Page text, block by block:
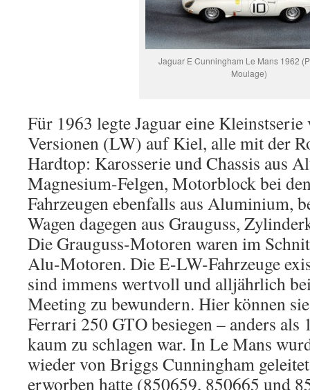
Jaguar E Cunningham Le Mans 1962
Moulage)
Für 1963 legte Jaguar eine
Versionen (LW) auf Kiel, alle mit der
Hardtop: Karosserie und Chassis aus
Magnesium-Felgen, Motorblock bei
Fahrzeugen ebenfalls aus Aluminium,
Wagen dagegen aus Grauguss,
Die Grauguss-Motoren waren im
Alu-Motoren. Die E-LW-Fahrzeuge
sind immens wertvoll und alljährlich
Meeting zu bewundern. Hier können
Ferrari 250 GTO besiegen – anders als
kaum zu schlagen war. In Le Mans
wieder von Briggs Cunningham
erworben hatte (850659, 850665 und